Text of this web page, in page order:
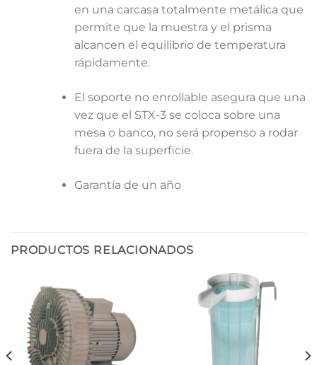
en una carcasa totalmente metálica que
permite que la muestra y el prisma
alcancen el equilibrio de temperatura
rápidamente.
El soporte no enrollable asegura que una
vez que el STX-3 se coloca sobre una
mesa o banco, no será propenso a rodar
fuera de la superficie.
Garantía de un año
PRODUCTOS RELACIONADOS